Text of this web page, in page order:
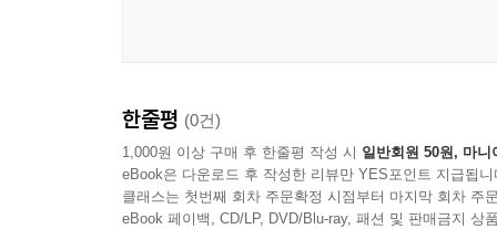
한줄평 (0건)
1,000원 이상 구매 후 한줄평 작성 시 일반회원 50원, 마니
eBook은 다운로드 후 작성한 리뷰만 YES포인트 지급됩니
클래스는 첫번째 회차 주문확정 시점부터 마지막 회차 주
eBook 페이백, CD/LP, DVD/Blu-ray, 패션 및 판매금지 상